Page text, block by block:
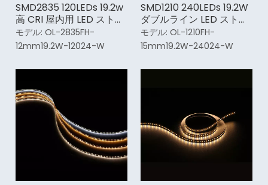
SMD2835 120LEDs 19.2w
高 CRI 屋内用 LED ストリ
ップ ライト
モデル: OL-2835FH-
12mm19.2W-12024-W
SMD1210 240LEDs 19.2W
ダブルライン LED ストリ
ップ ライト
モデル: OL-1210FH-
15mm19.2W-24024-W